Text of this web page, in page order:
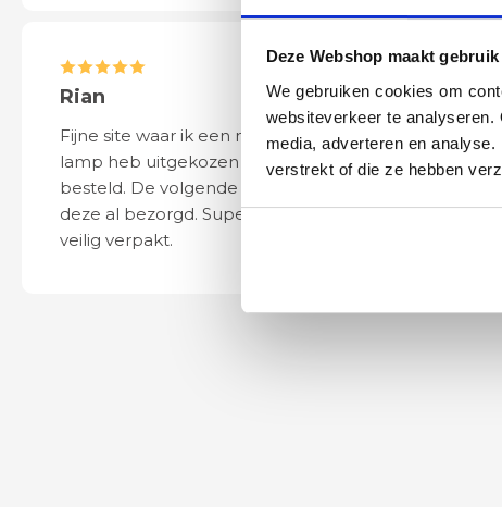
Deze Webshop maakt
We gebruiken cookies om
websiteverkeer te
media, adverteren en
verstrekt of die ze hebben
Rian
Fijne site waar ik een mooie
lamp heb uitgekozen en
besteld. De volgende dag werd
deze al bezorgd. Super netjes en
veilig verpakt.
Anne
Het bestellen,
leveren verliep
mooi en schept